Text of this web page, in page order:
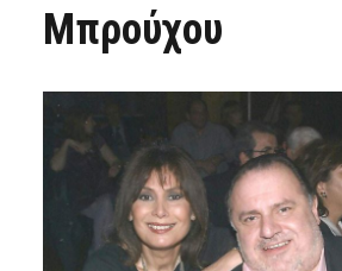
Μπρούχου